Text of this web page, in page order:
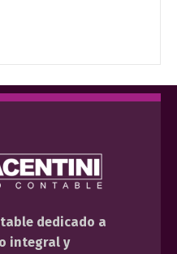
dedicado a
integral y